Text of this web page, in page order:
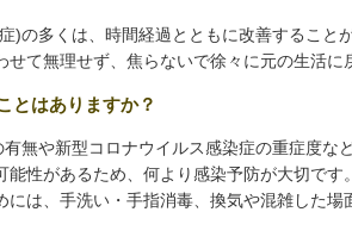
の多くは、時間経過とともに改善すること
て無理せず、焦らないで徐々に元の生活に
とはありますか？
無や新型コロナウイルス感染症の重症度な
性があるため、何より感染予防が大切です
は、手洗い・手指消毒、換気や混雑した場